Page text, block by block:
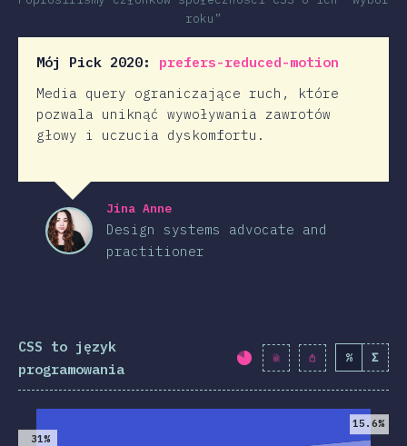
roku”
Mój Pick 2020: prefers-reduced-motion
Media query ograniczające ruch, które
pozwala uniknąć wywoływania zawrotów
głowy i uczucia dyskomfortu.
Jina Anne
Design systems advocate and
practitioner
CSS to język
programowania
Procent ukończenia:
% Σ
2019 2020
31%
15.6%